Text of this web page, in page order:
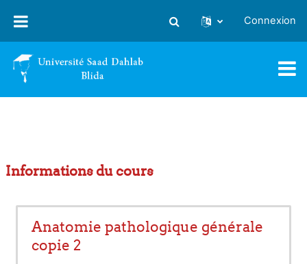
Activer/désactiver la saisie
Connexion
Informations du cours
Anatomie pathologique générale
copie 2